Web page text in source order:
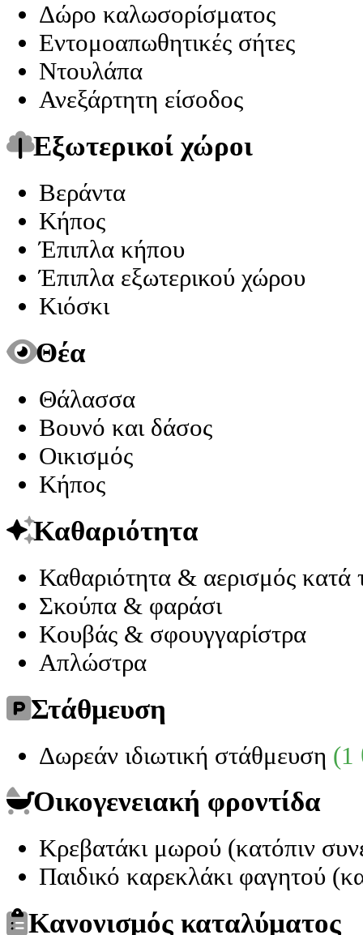
Δώρο καλωσορίσματος
Εντομοαπωθητικές σήτες
Ντουλάπα
Ανεξάρτητη είσοδος
Εξωτερικοί χώροι
Βεράντα
Κήπος
Έπιπλα κήπου
Έπιπλα εξωτερικού χώρου
Κιόσκι
Θέα
Θάλασσα
Βουνό και δάσος
Οικισμός
Κήπος
Καθαριότητα
Καθαριότητα & αερισμός κατά
Σκούπα & φαράσι
Κουβάς & σφουγγαρίστρα
Απλώστρα
Στάθμευση
Δωρεάν ιδιωτική στάθμευση (1
Οικογενειακή φροντίδα
Κρεβατάκι μωρού (κατόπιν
Παιδικό καρεκλάκι φαγητού
Κανονισμός καταλύματος